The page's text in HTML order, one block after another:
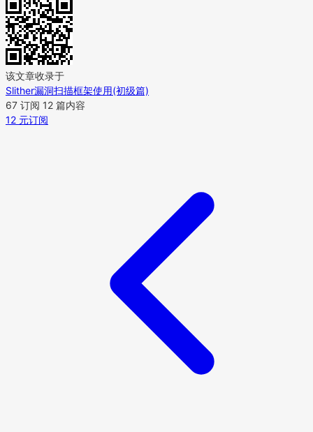
该文章收录于
Slither漏洞扫描框架使用(初级篇)
67 订阅 12 篇内容
12 元订阅